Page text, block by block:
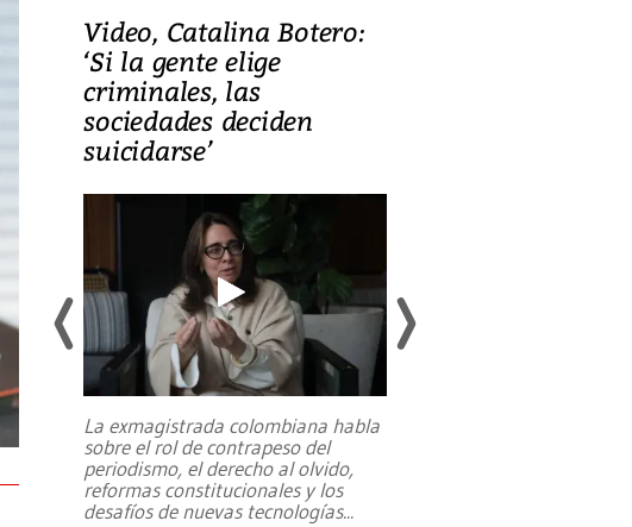
Video, Catalina Botero:
‘Si la gente elige
criminales, las
sociedades deciden
suicidarse’
La exmagistrada colombiana habla
sobre el rol de contrapeso del
periodismo, el derecho al olvido,
reformas constitucionales y los
desafíos de nuevas tecnologías...